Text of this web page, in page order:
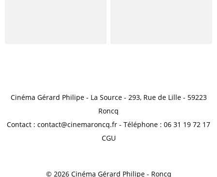
Cinéma Gérard Philipe - La Source - 293, Rue de Lille - 59223
Roncq
Contact : contact@cinemaroncq.fr - Téléphone : 06 31 19 72 17
CGU
© 2026 Cinéma Gérard Philipe - Roncq